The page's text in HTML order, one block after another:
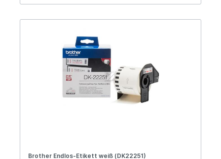
Brother Endlos-Etikett weiß (DK22251)